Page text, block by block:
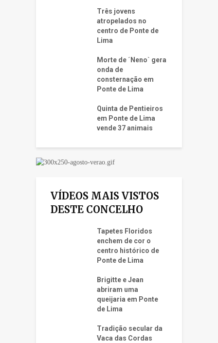
Três jovens
atropelados no
centro de Ponte de
Lima
Morte de ´Neno` gera
onda de
consternação em
Ponte de Lima
Quinta de Pentieiros
em Ponte de Lima
vende 37 animais
VÍDEOS MAIS VISTOS
DESTE CONCELHO
Tapetes Floridos
enchem de cor o
centro histórico de
Ponte de Lima
Brigitte e Jean
abriram uma
queijaria em Ponte
de Lima
Tradição secular da
Vaca das Cordas